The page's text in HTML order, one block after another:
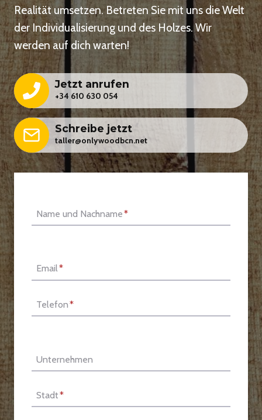
Realität umsetzen. Betreten Sie mit uns die Welt
der Individualisierung und des Holzes. Wir
werden auf dich warten!
Jetzt anrufen
+34 610 630 054
Schreibe jetzt
taller@onlywoodbcn.net
Name und Nachname*
Email*
Telefon*
Unternehmen
Stadt*